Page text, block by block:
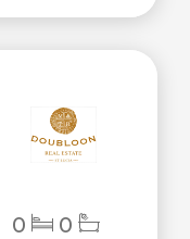
0 0